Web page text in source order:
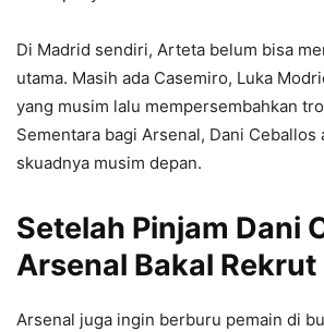
Di Madrid sendiri, Arteta belum bisa
utama. Masih ada Casemiro, Luka
yang musim lalu mempersembahkan
Sementara bagi Arsenal, Dani Ceballos
skuadnya musim depan.
Setelah Pinjam Dani
Arsenal Bakal Rekrut
Arsenal juga ingin berburu pemain di